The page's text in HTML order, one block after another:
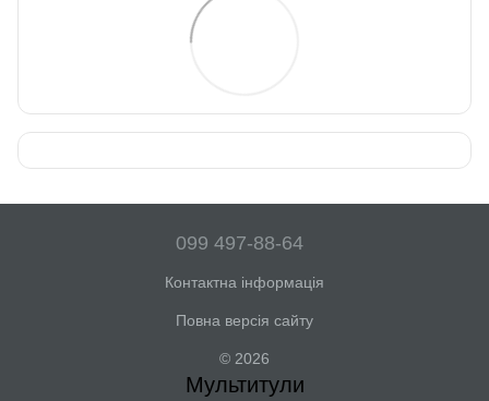
099 497-88-64
Контактна інформація
Повна версія сайту
© 2026
Мультитули